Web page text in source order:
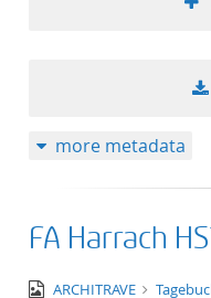
more metadata
FA Harrach
image/jpeg
ARCHITRAVE